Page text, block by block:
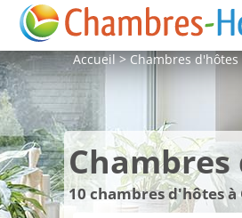
Accueil>Chambres d'hôtes
10chambres d'hôtes à